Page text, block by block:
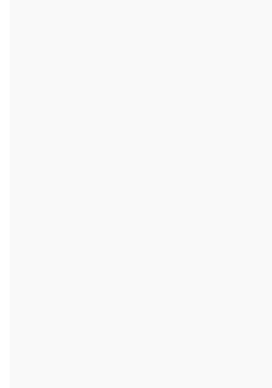
C’è un filo rosso che lega
Un filo che penetra nei
riemerge scorticato dalle
per afferrare e preservare
occorre persistere e
Per tradurre in musica la
,
hanno imboccato una
passato. Dal formato
ispirato alle atmosfere
, hanno
fino a raggiungere le